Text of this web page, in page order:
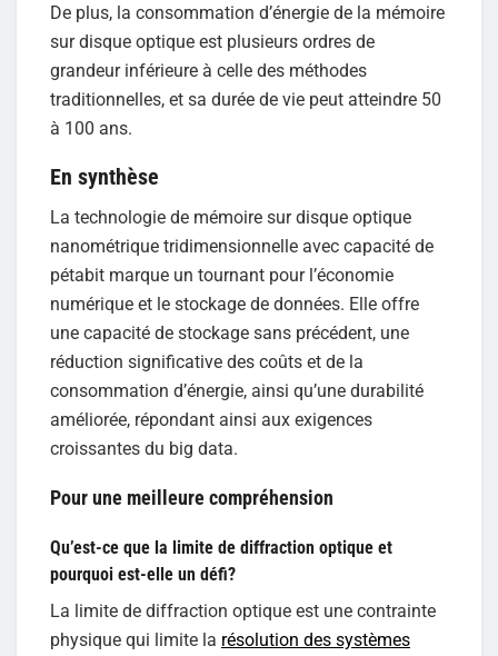
De plus, la consommation d’énergie de la mémoire
sur disque optique est plusieurs ordres de
grandeur inférieure à celle des méthodes
traditionnelles, et sa durée de vie peut atteindre 50
à 100 ans.
En synthèse
La technologie de mémoire sur disque optique
nanométrique tridimensionnelle avec capacité de
pétabit marque un tournant pour l’économie
numérique et le stockage de données. Elle offre
une capacité de stockage sans précédent, une
réduction significative des coûts et de la
consommation d’énergie, ainsi qu’une durabilité
améliorée, répondant ainsi aux exigences
croissantes du big data.
Pour une meilleure compréhension
Qu’est-ce que la limite de diffraction optique et
pourquoi est-elle un défi?
La limite de diffraction optique est une contrainte
physique qui limite la résolution des systèmes